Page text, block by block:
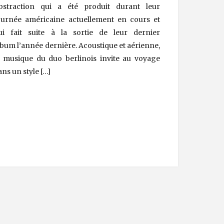
qui a été produit durant leur
américaine actuellement en cours et
fait suite à la sortie de leur dernier
l’année dernière. Acoustique et aérienne,
musique du duo berlinois invite au voyage
un style […]